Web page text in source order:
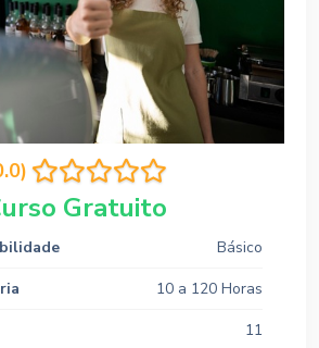
Gratuito
Básico
10 a 120 Horas
11